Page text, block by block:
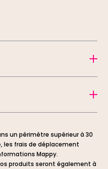
un périmètre supérieur à 30
les frais de déplacement
Mappy.
produits seront également à